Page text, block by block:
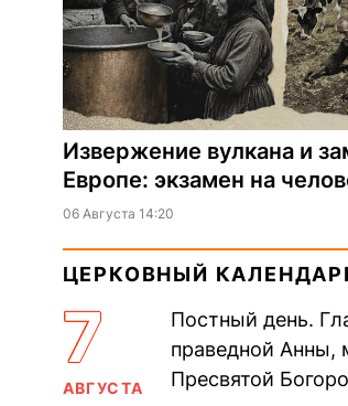
Извержение вулкана и
Европе: экзамен на
06 Августа 14:20
ЦЕРКОВНЫЙ
7
АВГУСТА
Постный день.
праведной Анны,
Пресвятой